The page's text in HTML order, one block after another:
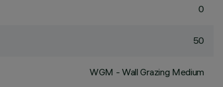
0
50
WGM - Wall Grazing Medium